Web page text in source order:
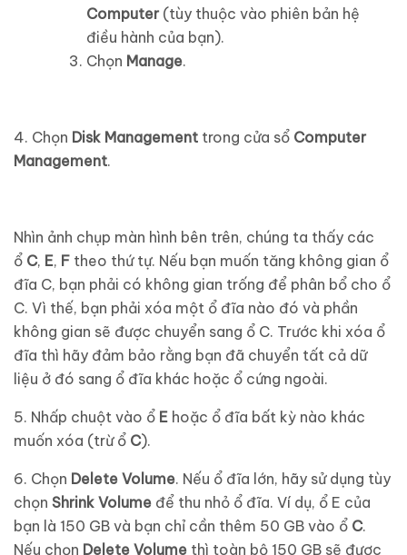
Computer(tùy thuộc vào phiên bản hệ
điều hành của bạn).
Chọn Manage.
4. Chọn Disk Management trong cửa sổ Computer
Management.
Nhìn ảnh chụp màn hình bên trên, chúng ta thấy các
ổ C, E, F theo thứ tự. Nếu bạn muốn tăng không gian ổ
đĩa C, bạn phải có không gian trống để phân bổ cho ổ
C. Vì thế, bạn phải xóa một ổ đĩa nào đó và phần
không gian sẽ được chuyển sang ổ C. Trước khi xóa ổ
đĩa thì hãy đảm bảo rằng bạn đã chuyển tất cả dữ
liệu ở đó sang ổ đĩa khác hoặc ổ cứng ngoài.
5. Nhấp chuột vào ổ E hoặc ổ đĩa bất kỳ nào khác
muốn xóa (trừ ổ C).
6. Chọn Delete Volume. Nếu ổ đĩa lớn, hãy sử dụng tùy
chọn Shrink Volume để thu nhỏ ổ đĩa. Ví dụ, ổ E của
bạn là 150 GB và bạn chỉ cần thêm 50 GB vào ổ C.
Nếu chọn Delete Volume thì toàn bộ 150 GB sẽ được